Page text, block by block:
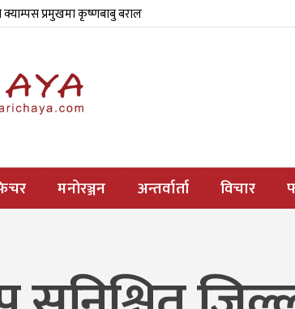
प्रमुखमा कृष्णबाबु बराल
मनोरञ्जन अन्तर्वार्ता विचार